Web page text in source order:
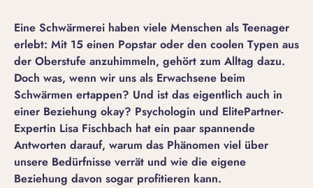
Eine Schwärmerei haben viele Menschen als Teenager
erlebt: Mit 15 einen Popstar oder den coolen Typen aus
der Oberstufe anzuhimmeln, gehört zum Alltag dazu.
Doch was, wenn wir uns als Erwachsene beim
Schwärmen ertappen? Und ist das eigentlich auch in
einer Beziehung okay? Psychologin und ElitePartner-
Expertin Lisa Fischbach hat ein paar spannende
Antworten darauf, warum das Phänomen viel über
unsere Bedürfnisse verrät und wie die eigene
Beziehung davon sogar profitieren kann.